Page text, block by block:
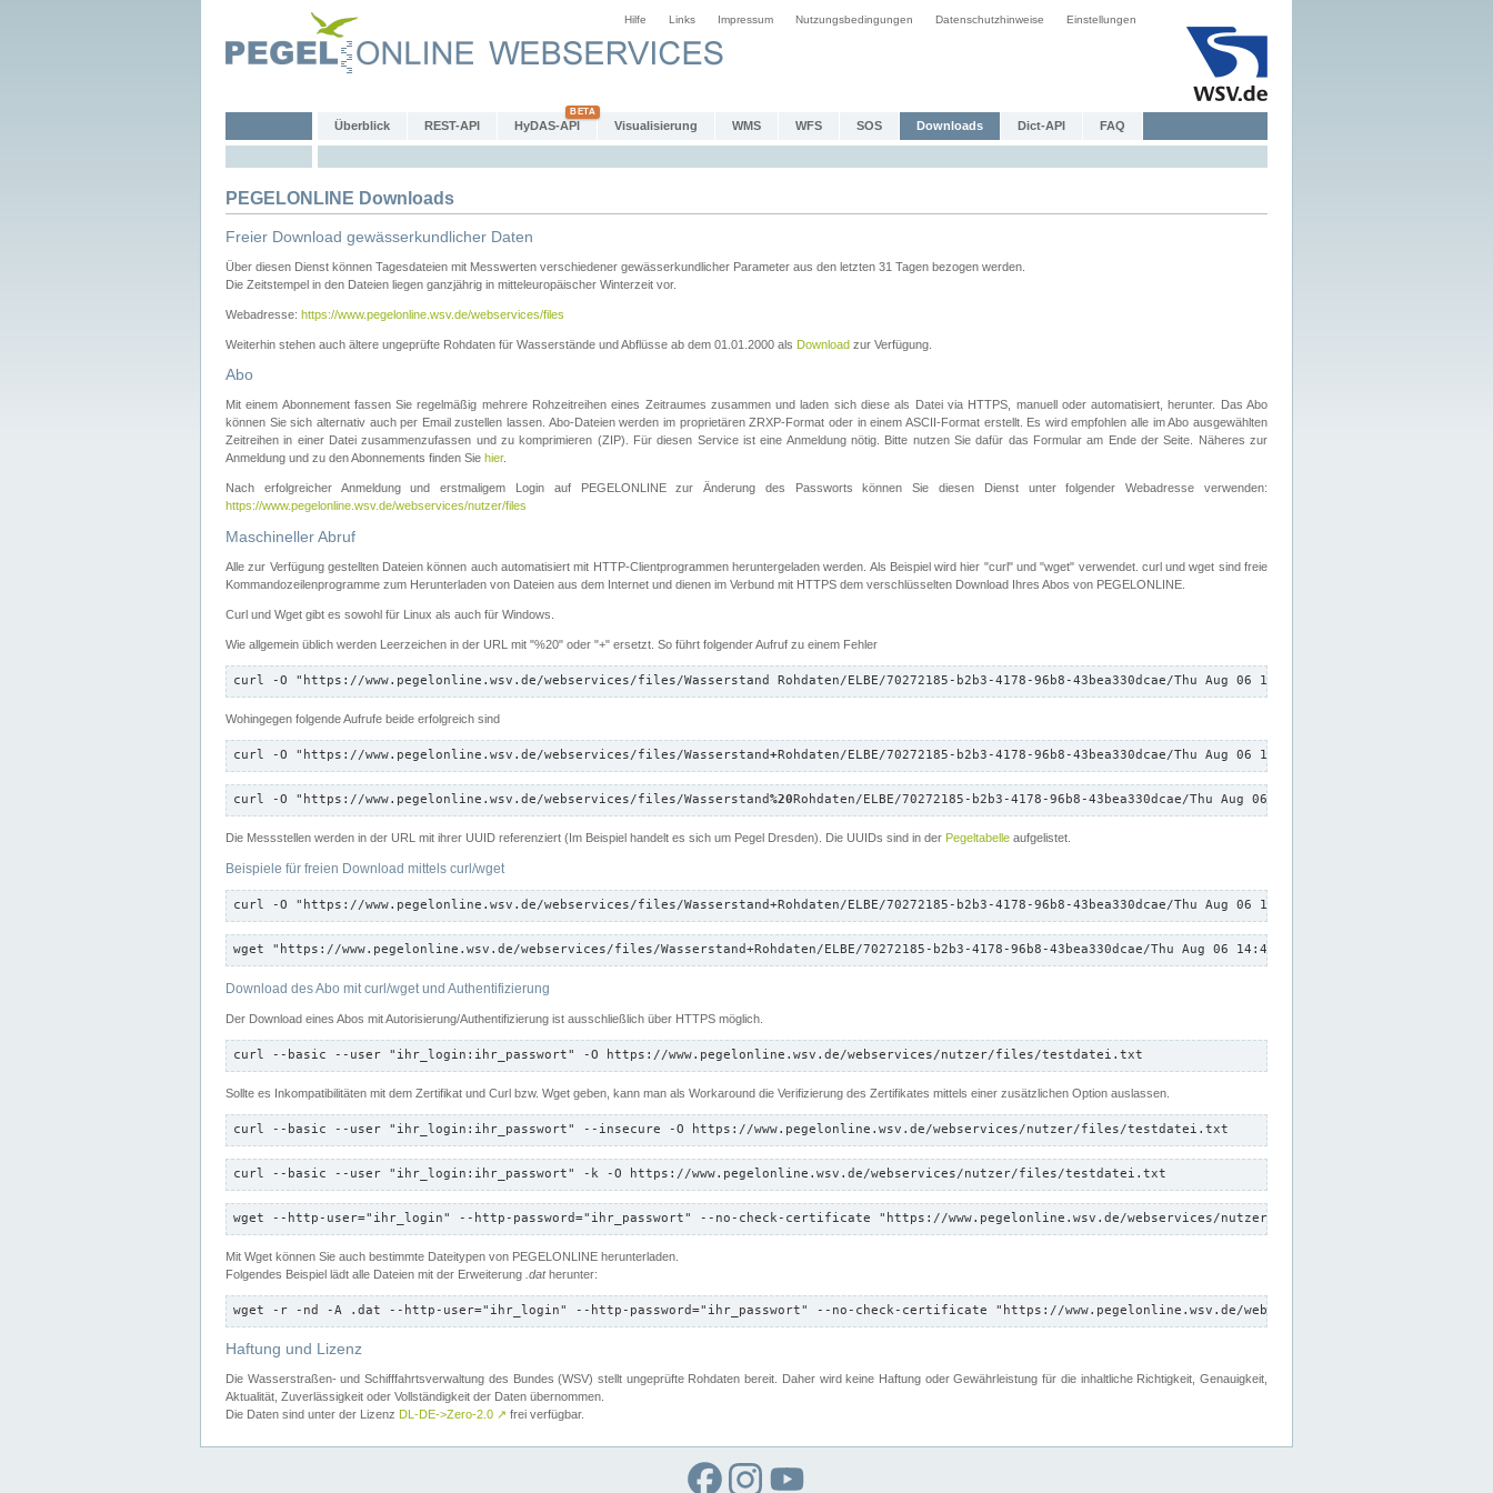
Hilfe Links Impressum Nutzungsbedingungen Datenschutzhinweise Einstellungen
Überblick REST-API HyDAS-API Visualisierung WMS WFS SOS Downloads Dict-API FAQ
PEGELONLINE Downloads
Freier Download gewässerkundlicher Daten
Über diesen Dienst können Tagesdateien mit Messwerten verschiedener gewässerkundlicher Parameter aus den letzten 31 Tagen bezogen werden.
Die Zeitstempel in den Dateien liegen ganzjährig in mitteleuropäischer Winterzeit vor.
Webadresse: https://www.pegelonline.wsv.de/webservices/files
Weiterhin stehen auch ältere ungeprüfte Rohdaten für Wasserstände und Abflüsse ab dem 01.01.2000 als Download zur Verfügung.
Abo
Mit einem Abonnement fassen Sie regelmäßig mehrere Rohzeitreihen eines Zeitraumes zusammen und laden sich diese als Datei via HTTPS, manuell oder automatisiert, herunter. Das Abo
können Sie sich alternativ auch per Email zustellen lassen. Abo-Dateien werden im proprietären ZRXP-Format oder in einem ASCII-Format erstellt. Es wird empfohlen alle im Abo ausgewählten
Zeitreihen in einer Datei zusammenzufassen und zu komprimieren (ZIP). Für diesen Service ist eine Anmeldung nötig. Bitte nutzen Sie dafür das Formular am Ende der Seite. Näheres zur
Anmeldung und zu den Abonnements finden Sie hier.
Nach erfolgreicher Anmeldung und erstmaligem Login auf PEGELONLINE zur Änderung des Passworts können Sie diesen Dienst unter folgender Webadresse verwenden:
https://www.pegelonline.wsv.de/webservices/nutzer/files
Maschineller Abruf
Alle zur Verfügung gestellten Dateien können auch automatisiert mit HTTP-Clientprogrammen heruntergeladen werden. Als Beispiel wird hier "curl" und "wget" verwendet. curl und wget sind freie
Kommandozeilenprogramme zum Herunterladen von Dateien aus dem Internet und dienen im Verbund mit HTTPS dem verschlüsselten Download Ihres Abos von PEGELONLINE.
Curl und Wget gibt es sowohl für Linux als auch für Windows.
Wie allgemein üblich werden Leerzeichen in der URL mit "%20" oder "+" ersetzt. So führt folgender Aufruf zu einem Fehler
curl -O "https://www.pegelonline.wsv.de/webservices/files/Wasserstand Rohdaten/ELBE/70272185-b2b3-4178-96b8-43bea330dcae/Thu Aug 06 14:44:36 CEST 2026/down.txt"
Wohingegen folgende Aufrufe beide erfolgreich sind
curl -O "https://www.pegelonline.wsv.de/webservices/files/Wasserstand+Rohdaten/ELBE/70272185-b2b3-4178-96b8-43bea330dcae/Thu Aug 06 14:44:36 CEST 2026/down.txt"
curl -O "https://www.pegelonline.wsv.de/webservices/files/Wasserstand%20Rohdaten/ELBE/70272185-b2b3-4178-96b8-43bea330dcae/Thu Aug 06 14:44:36 CEST 2026/down.txt"
Die Messstellen werden in der URL mit ihrer UUID referenziert (Im Beispiel handelt es sich um Pegel Dresden). Die UUIDs sind in der Pegeltabelle aufgelistet.
Beispiele für freien Download mittels curl/wget
curl -O "https://www.pegelonline.wsv.de/webservices/files/Wasserstand+Rohdaten/ELBE/70272185-b2b3-4178-96b8-43bea330dcae/Thu Aug 06 14:44:36 CEST 2026/down.txt"
wget "https://www.pegelonline.wsv.de/webservices/files/Wasserstand+Rohdaten/ELBE/70272185-b2b3-4178-96b8-43bea330dcae/Thu Aug 06 14:44:36 CEST 2026/down.txt"
Download des Abo mit curl/wget und Authentifizierung
Der Download eines Abos mit Autorisierung/Authentifizierung ist ausschließlich über HTTPS möglich.
curl --basic --user "ihr_login:ihr_passwort" -O https://www.pegelonline.wsv.de/webservices/nutzer/files/testdatei.txt
Sollte es Inkompatibilitäten mit dem Zertifikat und Curl bzw. Wget geben, kann man als Workaround die Verifizierung des Zertifikates mittels einer zusätzlichen Option auslassen.
curl --basic --user "ihr_login:ihr_passwort" --insecure -O https://www.pegelonline.wsv.de/webservices/nutzer/files/testdatei.txt
curl --basic --user "ihr_login:ihr_passwort" -k -O https://www.pegelonline.wsv.de/webservices/nutzer/files/testdatei.txt
wget --http-user="ihr_login" --http-password="ihr_passwort" --no-check-certificate "https://www.pegelonline.wsv.de/webservices/nutzer/files/testdatei.txt"
Mit Wget können Sie auch bestimmte Dateitypen von PEGELONLINE herunterladen.
Folgendes Beispiel lädt alle Dateien mit der Erweiterung .datherunter:
wget -r -nd -A .dat --http-user="ihr_login" --http-password="ihr_passwort" --no-check-certificate "https://www.pegelonline.wsv.de/webservices/nutzer/files"
Haftung und Lizenz
Die Wasserstraßen- und Schifffahrtsverwaltung des Bundes (WSV) stellt ungeprüfte Rohdaten bereit. Daher wird keine Haftung oder Gewährleistung für die inhaltliche Richtigkeit, Genauigkeit,
Aktualität, Zuverlässigkeit oder Vollständigkeit der Daten übernommen.
Die Daten sind unter der Lizenz DL-DE->Zero-2.0 ↗ frei verfügbar.